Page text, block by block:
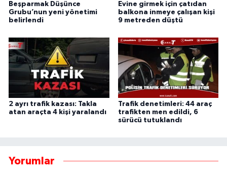
Beşparmak Düşünce
Grubu’nun yeni yönetimi
belirlendi
Evine girmek için çatıdan
balkona inmeye çalışan kişi
9 metreden düştü
2 ayrı trafik kazası: Takla
atan araçta 4 kişi yaralandı
Trafik denetimleri: 44 araç
trafikten men edildi, 6
sürücü tutuklandı
Yorumlar